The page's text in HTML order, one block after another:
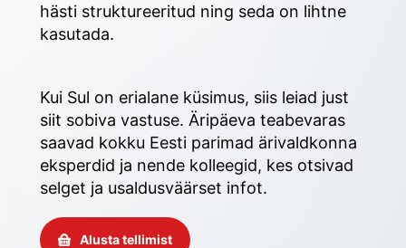
hästi struktureeritud ning seda on lihtne
kasutada.
Kui Sul on erialane küsimus, siis leiad just
siit sobiva vastuse. Äripäeva teabevaras
saavad kokku Eesti parimad ärivaldkonna
eksperdid ja nende kolleegid, kes otsivad
selget ja usaldusväärset infot.
Alusta tellimist